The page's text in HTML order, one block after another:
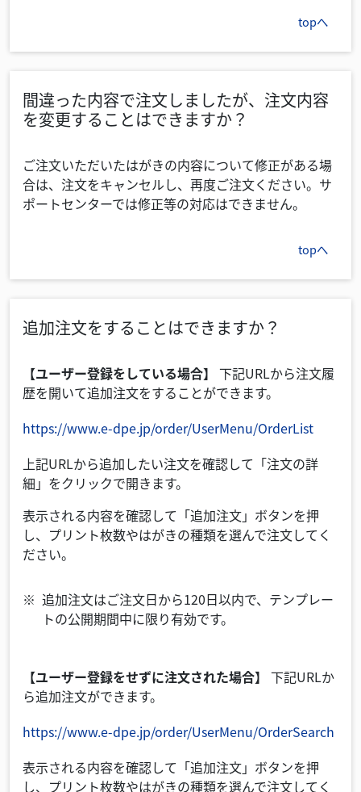
topへ
間違った内容で注文しましたが、注文内容
を変更することはできますか？
ご注文いただいたはがきの内容について修正がある場
合は、注文をキャンセルし、再度ご注文ください。サ
ポートセンターでは修正等の対応はできません。
topへ
追加注文をすることはできますか？
【ユーザー登録をしている場合】 下記URLから注文履
歴を開いて追加注文をすることができます。
https://www.e-dpe.jp/order/UserMenu/OrderList
上記URLから追加したい注文を確認して「注文の詳
細」をクリックで開きます。
表示される内容を確認して「追加注文」ボタンを押
し、プリント枚数やはがきの種類を選んで注文してく
ださい。
追加注文はご注文日から120日以内で、テンプレー
トの公開期間中に限り有効です。
【ユーザー登録をせずに注文された場合】 下記URLか
ら追加注文ができます。
https://www.e-dpe.jp/order/UserMenu/OrderSearch
表示される内容を確認して「追加注文」ボタンを押
し、プリント枚数やはがきの種類を選んで注文してく